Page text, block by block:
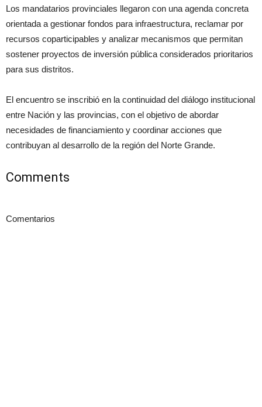
Los mandatarios provinciales llegaron con una agenda concreta
orientada a gestionar fondos para infraestructura, reclamar por
recursos coparticipables y analizar mecanismos que permitan
sostener proyectos de inversión pública considerados prioritarios
para sus distritos.
El encuentro se inscribió en la continuidad del diálogo institucional
entre Nación y las provincias, con el objetivo de abordar
necesidades de financiamiento y coordinar acciones que
contribuyan al desarrollo de la región del Norte Grande.
Comments
Comentarios